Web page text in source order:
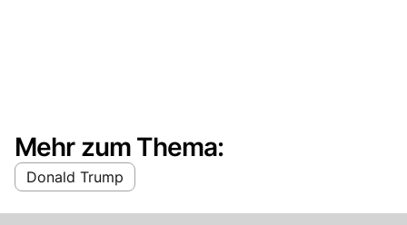
Mehr zum Thema:
Donald Trump